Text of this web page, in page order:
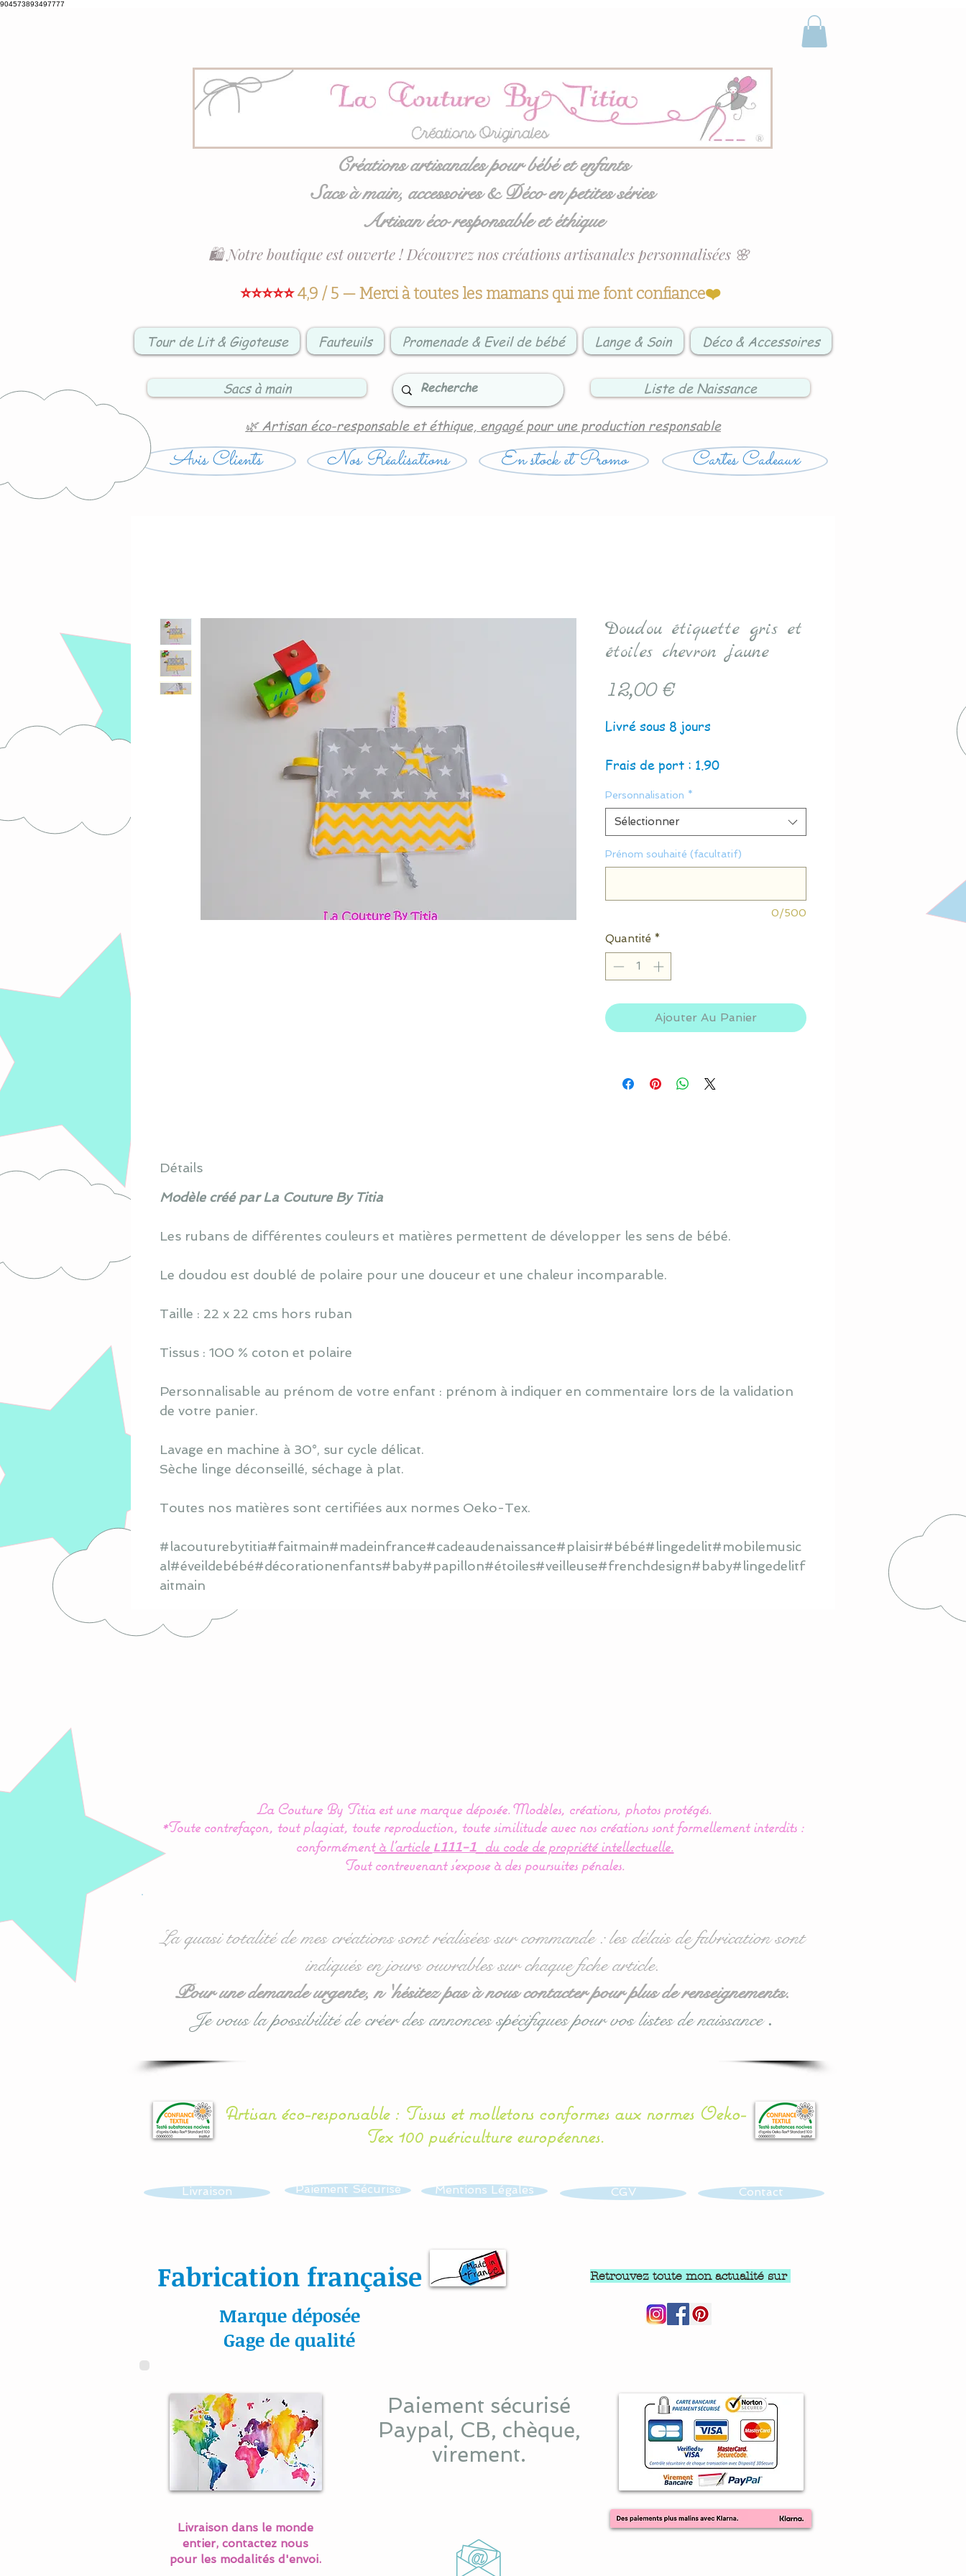
904573893497777
Créations artisanales pour bébé et enfants
Sacs à main, accessoires & Déco en petites séries
Artisan éco responsable et éthique
⭐⭐⭐⭐⭐4,9 / 5 — Merci à toutes les mamans qui me font confiance❤️
🛍️ Notre boutique est ouverte ! Découvrez nos créations artisanales personnalisées 🌸
Tour de Lit & Gigoteuse Fauteuils Promenade & Eveil de bébé Lange & Soin Déco & Accessoires
Sacs à main Liste de Naissance
🌿 Artisan éco-responsable et éthique, engagé pour une production responsable
Avis Clients Nos Réalisations En stock et Promo Cartes Cadeaux
Doudou étiquette gris et
étoiles chevron jaune
12,00 €Prix
Livré sous 8 jours
Frais de port : 1.90
Personnalisation *
Sélectionner
Prénom souhaité (facultatif)
0/500
Quantité *
Ajouter Au Panier
Détails
Modèle créé par La Couture By Titia
Les rubans de différentes couleurs et matières permettent de développer les sens de bébé.
Le doudou est doublé de polaire pour une douceur et une chaleur incomparable.
Taille : 22 x 22 cms hors ruban
Tissus : 100 % coton et polaire
Personnalisable au prénom de votre enfant : prénom à indiquer en commentaire lors de la validation
de votre panier.
Lavage en machine à 30°, sur cycle délicat.
Sèche linge déconseillé, séchage à plat.
Toutes nos matières sont certifiées aux normes Oeko-Tex.
#lacouturebytitia#faitmain#madeinfrance#cadeaudenaissance#plaisir#bébé#lingedelit#mobilemusic
al#éveildebébé#décorationenfants#baby#papillon#étoiles#veilleuse#frenchdesign#baby#lingedelitf
aitmain
La Couture By Titia est une marque déposée. Modèles, créations, photos protégés.
*Toute contrefaçon, tout plagiat, toute reproduction, toute similitude avec nos créations sont formellement interdits :
conformémentà l’article L111-1
du code de propriété intellectuelle.
Tout contrevenant s'expose à des poursuites pénales.
La quasi totalité de mes créations sont réalisées sur commande : les délais de fabrication sont
indiqués en jours ouvrables sur chaque fiche article.
Pour une demande urgente, n 'hésitez pas à nous contacter pour plus de renseignements.
Je vous la possibilité de créer des annonces spécifiques pour vos listes de naissance.
Artisan éco-responsable : Tissus et molletons conformes aux normes Oeko-
Tex 100 puériculture européennes.
Livraison Paiement Sécurisé Mentions Légales
Fabrication française
Marque déposée
Gage de qualité
CGV Contact
Retrouvez toute mon actualité sur
Livraison dans le monde
entier, contactez nous
pour les modalités d'envoi.
Paiement sécurisé
Paypal, CB, chèque,
virement.